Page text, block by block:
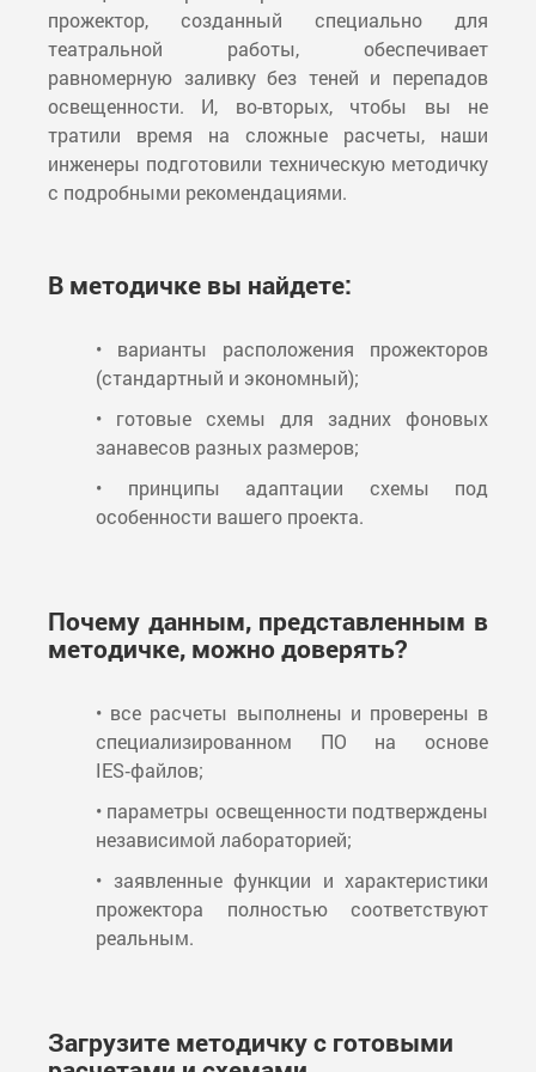
прожектор, созданный специально для
театральной работы, обеспечивает
равномерную заливку без теней и перепадов
освещенности. И, во-вторых, чтобы вы не
тратили время на сложные расчеты, наши
инженеры подготовили техническую методичку
с подробными рекомендациями.
В методичке вы найдете:
• варианты расположения прожекторов
(стандартный и экономный);
• готовые схемы для задних фоновых
занавесов разных размеров;
• принципы адаптации схемы под
особенности вашего проекта.
Почему данным, представленным в
методичке, можно доверять?
• все расчеты выполнены и проверены в
специализированном ПО на основе
IES‑файлов;
• параметры освещенности подтверждены
независимой лабораторией;
• заявленные функции и характеристики
прожектора полностью соответствуют
реальным.
Загрузите методичку с готовыми